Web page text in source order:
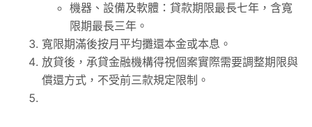
機器、設備及軟體：貸款期限最長七年，含寬
限期最長三年。
寬限期滿後按月平均攤還本金或本息。
放貸後，承貸金融機構得視個案實際需要調整期限與
償還方式，不受前三款規定限制。